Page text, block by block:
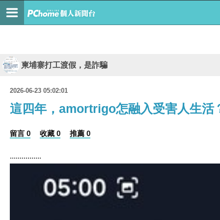
柬埔寨打工渡假，是詐騙
2026-06-23 05:02:01
這四年，amortrigo怎融入受害人生活
留言 0 收藏 0 推薦 0
................